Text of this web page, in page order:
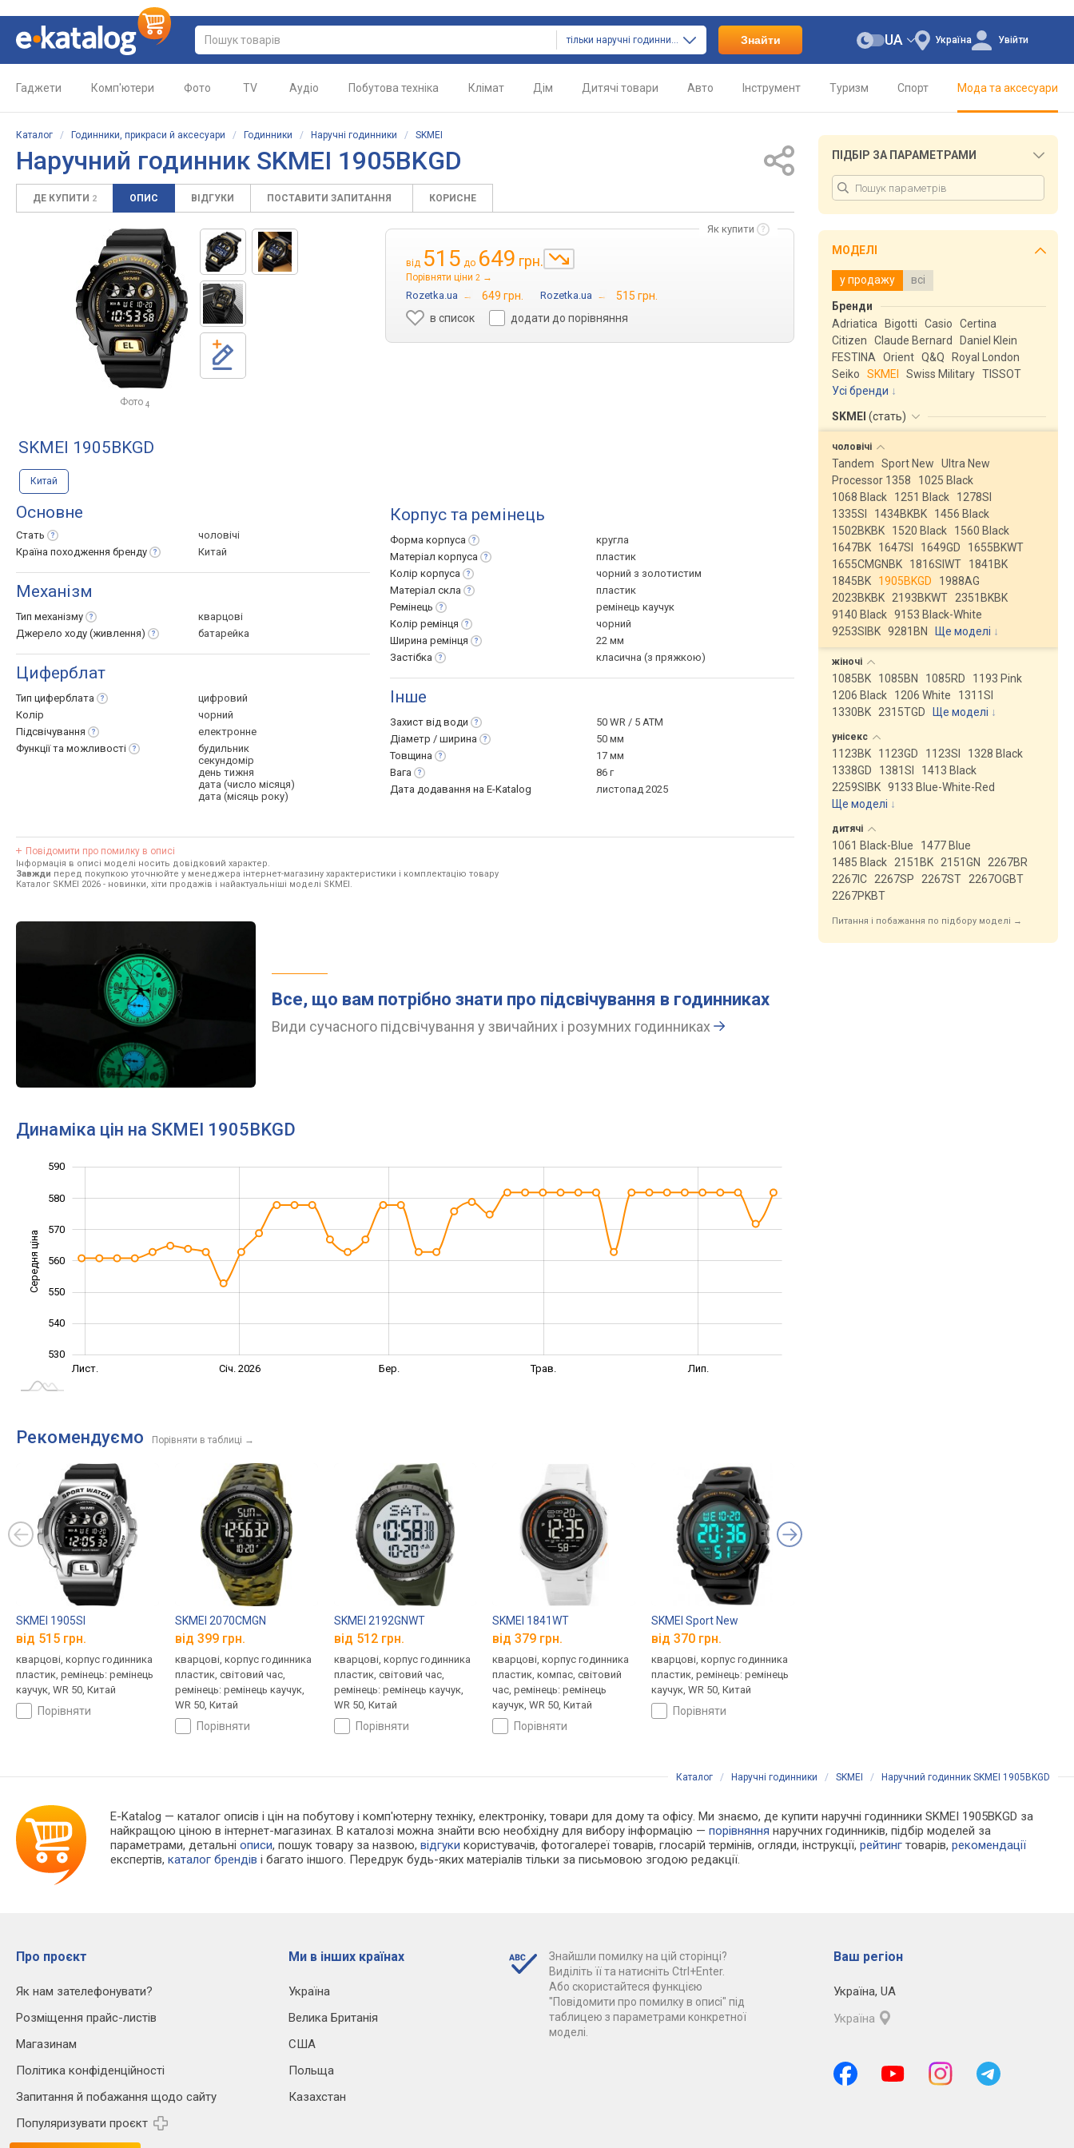
тільки наручні годинники Знайти Україна
UA Увійти
Гаджети Комп'ютери Фото TV Аудіо Побутова техніка Клімат Дім Дитячі товари Авто Інструмент Туризм Спорт Мода та аксесуари
Каталог / Годинники, прикраси й аксесуари / Годинники / Наручні годинники / SKMEI
Наручний годинник SKMEI 1905BKGD
ДЕ КУПИТИ 2 ОПИС ВІДГУКИ ПОСТАВИТИ ЗАПИТАННЯ КОРИСНЕ
Фото 4
Як купити
від 515 до 649 грн.
Порівняти ціни 2 →
Rozetka.ua → 649 грн. Rozetka.ua →
515 грн.
в список
додати до порівняння
SKMEI 1905BKGD
Китай
Основне
Стать
чоловічі
Країна походження бренду Китай
Механізм
Тип механізму
кварцові
Джерело ходу (живлення) батарейка
Циферблат
Тип циферблата
цифровий
Колір
чорний
Підсвічування
електронне
Функції та можливості
будильник
секундомір
день тижня
дата (число місяця)
дата (місяць року)
Корпус та ремінець
Форма корпуса
кругла
Матеріал корпуса
пластик
Колір корпуса
чорний з золотистим
Матеріал скла
пластик
Ремінець
ремінець каучук
Колір ремінця
чорний
Ширина ремінця
22 мм
Застібка
класична (з пряжкою)
Інше
Захист від води
50 WR / 5 ATM
Діаметр / ширина
50 мм
Товщина
17 мм
Вага
86 г
Дата додавання на E-Katalog
листопад 2025
Повідомити про помилку в описі
Інформація в описі моделі носить довідковий характер.
Завжди перед покупкою уточнюйте у менеджера інтернет-магазину характеристики і комплектацію товару
Каталог SKMEI 2026 - новинки, хіти продажів і найактуальніші моделі SKMEI.
Все, що вам потрібно знати про підсвічування в годинниках
Види сучасного підсвічування у звичайних і розумних годинниках
Динаміка цін на SKMEI 1905BKGD
Середня ціна 530
530
540
550
560
570
580
590
L
Вер.
Лист. Січ. 2026 Бер. Трав. Лип.
Вер.
Рекомендуємо Порівняти в таблиці →
SKMEI 1905SI
від 515 грн.
кварцові, корпус годинника
пластик, ремінець: ремінець
каучук, WR 50, Китай
порівняти
SKMEI 2070CMGN
від 399 грн.
кварцові, корпус годинника
пластик, світовий час,
ремінець: ремінець каучук,
WR 50, Китай
порівняти
SKMEI 2192GNWT
від 512 грн.
кварцові, корпус годинника
пластик, світовий час,
ремінець: ремінець каучук,
WR 50, Китай
порівняти
SKMEI 1841WT
від 379 грн.
кварцові, корпус годинника
пластик, компас, світовий
час, ремінець: ремінець
каучук, WR 50, Китай
порівняти
SKMEI Sport New
від 370 грн.
кварцові, корпус годинника
пластик, ремінець: ремінець
каучук, WR 50, Китай
порівняти
ПІДБІР ЗА ПАРАМЕТРАМИ
МОДЕЛІ
у продажу всі
Бренди
Adriatica
Bigotti Casio
Certina
Citizen
Claude Bernard
Daniel Klein
FESTINA
Orient Q&Q
Royal London
Seiko
SKMEI Swiss Military TISSOT
Усі бренди
SKMEI (стать)
чоловічі
Tandem Sport New
Ultra New
Processor 1358
1025 Black
1068 Black
1251 Black
1278SI
1335SI
1434BKBK
1456 Black
1502BKBK
1520 Black
1560 Black
1647BK
1647SI 1649GD
1655BKWT
1655CMGNBK
1816SIWT
1841BK
1845BK
1905BKGD
1988AG
2023BKBK
2193BKWT
2351BKBK
9140 Black 9153 Black-White
9253SIBK 9281BN Ще моделі ↓
жіночі
1085BK 1085BN 1085RD
1193 Pink
1206 Black
1206 White
1311SI
1330BK
2315TGD Ще моделі ↓
унісекс
1123BK 1123GD 1123SI
1328 Black
1338GD
1381SI
1413 Black
2259SIBK 9133 Blue-White-Red
Ще моделі ↓
дитячі
1061 Black-Blue
1477 Blue
1485 Black
2151BK 2151GN
2267BR
2267IC
2267SP 2267ST
2267OGBT
2267PKBT
Питання і побажання по підбору моделі →
Каталог / Наручні годинники / SKMEI / Наручний годинник SKMEI 1905BKGD
E-Katalog — каталог описів і цін на побутову і комп'ютерну техніку, електроніку, товари для дому та офісу. Ми знаємо, де купити наручні годинники SKMEI 1905BKGD за
найкращою ціною в інтернет-магазинах. В каталозі можна знайти всю необхідну для вибору інформацію —порівняння наручних годинників, підбір моделей за
параметрами, детальніописи, пошук товару за назвою,відгуки користувачів, фотогалереї товарів, глосарій термінів, огляди, інструкції,рейтинг товарів,рекомендації
експертів,каталог брендів і багато іншого. Передрук будь-яких матеріалів тільки за письмовою згодою редакції.
Про проєкт
Як нам зателефонувати?
Розміщення прайс-листів
Магазинам
Політика конфіденційності
Запитання й побажання щодо сайту
Популяризувати проєкт
Ми в інших країнах
Україна
Велика Британія
США
Польща
Казахстан
Знайшли помилку на цій сторінці?
Виділіть її та натисніть Ctrl+Enter.
Або скористайтеся функцією
"Повідомити про помилку в описі" під
таблицею з параметрами конкретної
моделі.
Ваш регіон
Україна, UA
Україна